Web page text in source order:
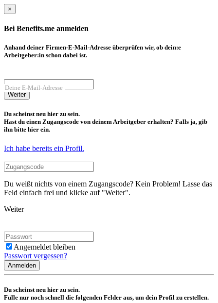
×
Bei Benefits.me anmelden
Anhand deiner Firmen-E-Mail-Adresse überprüfen wir, ob dein:e
Arbeitgeber:in schon dabei ist.
Deine E-Mail-Adresse
Weiter
Du scheinst neu hier zu sein.
Hast du einen Zugangscode von deinem Arbeitgeber erhalten? Falls ja, gib
ihn bitte hier ein.
Ich habe bereits ein Profil.
Du weißt nichts von einem Zugangscode? Kein Problem! Lasse das
Feld einfach frei und klicke auf "Weiter".
Weiter
Angemeldet bleiben
Passwort vergessen?
Anmelden
Du scheinst neu hier zu sein.
Fülle nur noch schnell die folgenden Felder aus, um dein Profil zu erstellen.